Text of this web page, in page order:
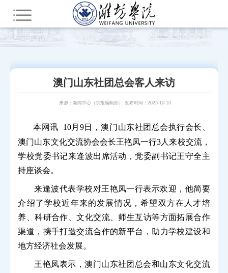
您所在的位置：首页 部门网站群 教辅部门 新闻中心（院报编辑部） 潍院要闻
澳门山东社团总会客人来访
来源：新闻中心（院报编辑部） 发布时间：2025-10-10
本网讯 10月9日，澳门山东社团总会执行会长、
澳门山东文化交流协会会长王艳凤一行3人来校交流，
学校党委书记来逢波出席活动，党委副书记王守全主
持座谈会。
来逢波代表学校对王艳凤一行表示欢迎，他简要
介绍了学校近年来的发展情况，希望双方在人才培
养、科研合作、文化交流、师生互访等方面拓展合作
渠道，携手打造交流合作的新平台，助力学校建设和
地方经济社会发展。
王艳凤表示，澳门山东社团总会和山东文化交流